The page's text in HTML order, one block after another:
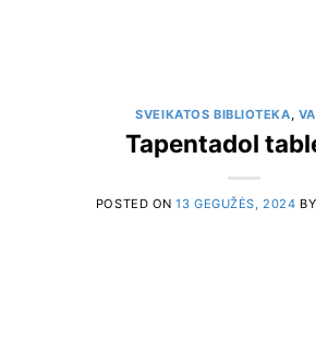
SVEIKATOS BIBLIOTEKA,
Tapentadol
POSTED ON13 GEGUŽĖS, 2024 BY